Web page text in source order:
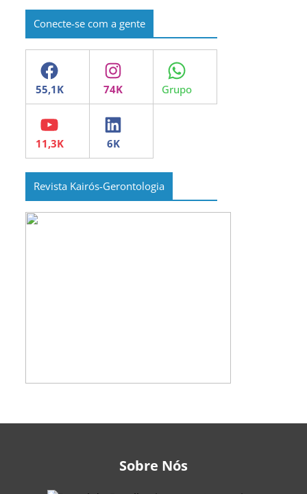
Conecte-se com a gente
Facebook Instagram WhatsApp
YouTube LinkedIn
Revista Kairós-Gerontologia
Sobre Nós